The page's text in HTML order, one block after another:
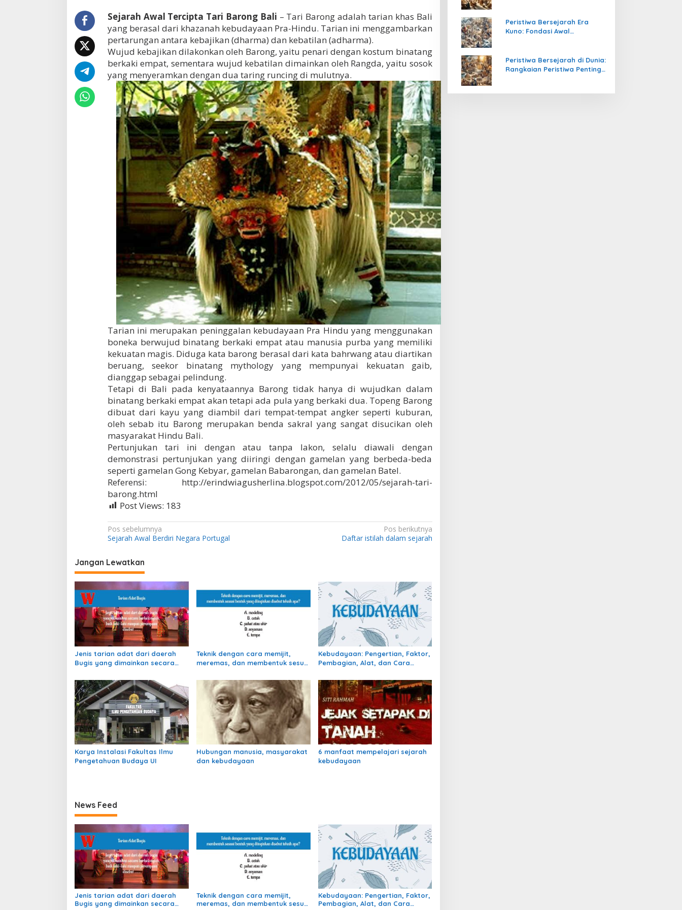
Sejarah Awal Tercipta Tari Barong Bali – Tari Barong adalah tarian khas Bali
yang berasal dari khazanah kebudayaan Pra-Hindu. Tarian ini menggambarkan
pertarungan antara kebajikan (dharma) dan kebatilan (adharma).
Wujud kebajikan dilakonkan oleh Barong, yaitu penari dengan kostum binatang
berkaki empat, sementara wujud kebatilan dimainkan oleh Rangda, yaitu sosok
yang menyeramkan dengan dua taring runcing di mulutnya.
Tarian ini merupakan peninggalan kebudayaan Pra Hindu yang menggunakan
boneka berwujud binatang berkaki empat atau manusia purba yang memiliki
kekuatan magis. Diduga kata barong berasal dari kata bahrwang atau diartikan
beruang, seekor binatang mythology yang mempunyai kekuatan gaib,
dianggap sebagai pelindung.
Tetapi di Bali pada kenyataannya Barong tidak hanya di wujudkan dalam
binatang berkaki empat akan tetapi ada pula yang berkaki dua. Topeng Barong
dibuat dari kayu yang diambil dari tempat-tempat angker seperti kuburan,
oleh sebab itu Barong merupakan benda sakral yang sangat disucikan oleh
masyarakat Hindu Bali.
Pertunjukan tari ini dengan atau tanpa lakon, selalu diawali dengan
demonstrasi pertunjukan yang diiringi dengan gamelan yang berbeda-beda
seperti gamelan Gong Kebyar, gamelan Babarongan, dan gamelan Batel.
Referensi: http://erindwiagusherlina.blogspot.com/2012/05/sejarah-tari-
barong.html
Post Views: 183
N
a
v
i
g
a
s
i
p
o
Pos sebelumnya
Sejarah Awal Berdiri Negara Portugal
Pos berikutnya
Daftar istilah dalam sejarah
Jangan Lewatkan
Jenis tarian adat dari daerah
Bugis yang dimainkan secara
Teknik dengan cara memijit,
meremas, dan membentuk sesuai
teknik apa?
Kebudayaan: Pengertian, Faktor,
Pembagian, Alat, dan Cara
Karya Instalasi Fakultas Ilmu
Pengetahuan Budaya UI
Hubungan manusia, masyarakat
dan kebudayaan
6 manfaat mempelajari sejarah
kebudayaan
News Feed
Jenis tarian adat dari daerah
Bugis yang dimainkan secara
Teknik dengan cara memijit,
meremas, dan membentuk sesuai
Kebudayaan: Pengertian, Faktor,
Pembagian, Alat, dan Cara
Peristiwa Bersejarah Era
Kuno: Fondasi Awal
Peristiwa Bersejarah di Dunia:
Rangkaian Peristiwa Penting